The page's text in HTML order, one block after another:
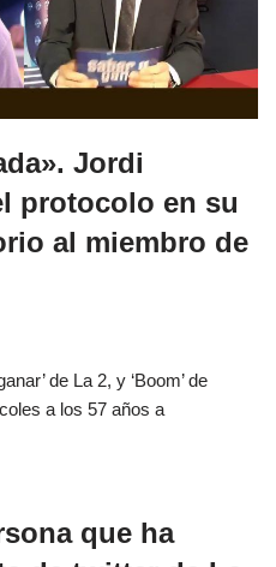
Jordi
protocolo en su
al miembro de
de La 2, y ‘Boom’ de
a los 57 años a
que ha